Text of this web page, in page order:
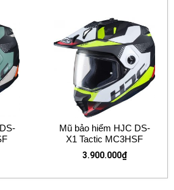
Mũ bảo hiểm HJC DS-
X1 Tactic MC3HSF
3.900.000₫